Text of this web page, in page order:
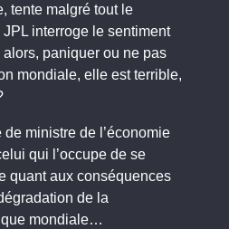
tente malgré tout le
interroge le sentiment
paniquer ou ne pas
mondiale, elle est terrible,
ministre de l’économie
qui l’occupe de se
quant aux conséquences
de la
mondiale…